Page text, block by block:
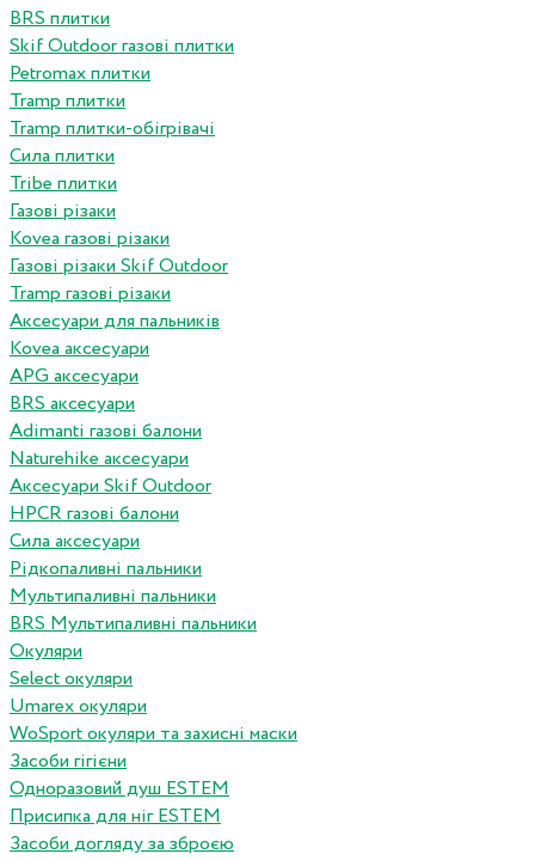
BRS плитки
Skif Outdoor газові плитки
Petromax плитки
Tramp плитки
Tramp плитки-обігрівачі
Сила плитки
Tribe плитки
Газові різаки
Kovea газові різаки
Газові різаки Skif Outdoor
Tramp газові різаки
Аксесуари для пальників
Kovea аксесуари
APG аксесуари
BRS аксесуари
Adimanti газові балони
Naturehike аксесуари
Аксесуари Skif Outdoor
HPCR газові балони
Сила аксесуари
Рідкопаливні пальники
Мультипаливні пальники
BRS Мультипаливні пальники
Окуляри
Select окуляри
Umarex окуляри
WoSport окуляри та захисні маски
Засоби гігієни
Одноразовий душ ESTEM
Присипка для ніг ESTEM
Засоби догляду за зброєю